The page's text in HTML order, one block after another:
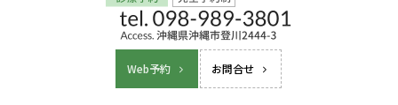
Web予約 お問合せ